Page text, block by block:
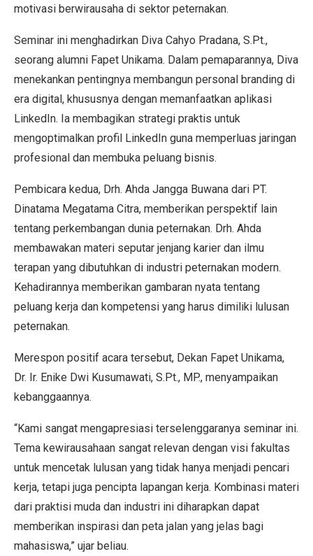
motivasi berwirausaha di sektor peternakan.
Seminar ini menghadirkan Diva Cahyo Pradana, S.Pt.,
seorang alumni Fapet Unikama. Dalam pemaparannya, Diva
menekankan pentingnya membangun personal branding di
era digital, khususnya dengan memanfaatkan aplikasi
LinkedIn. Ia membagikan strategi praktis untuk
mengoptimalkan profil LinkedIn guna memperluas jaringan
profesional dan membuka peluang bisnis.
Pembicara kedua, Drh. Ahda Jangga Buwana dari PT.
Dinatama Megatama Citra, memberikan perspektif lain
tentang perkembangan dunia peternakan. Drh. Ahda
membawakan materi seputar jenjang karier dan ilmu
terapan yang dibutuhkan di industri peternakan modern.
Kehadirannya memberikan gambaran nyata tentang
peluang kerja dan kompetensi yang harus dimiliki lulusan
peternakan.
Merespon positif acara tersebut, Dekan Fapet Unikama,
Dr. Ir. Enike Dwi Kusumawati, S.Pt., MP., menyampaikan
kebanggaannya.
“Kami sangat mengapresiasi terselenggaranya seminar ini.
Tema kewirausahaan sangat relevan dengan visi fakultas
untuk mencetak lulusan yang tidak hanya menjadi pencari
kerja, tetapi juga pencipta lapangan kerja. Kombinasi materi
dari praktisi muda dan industri ini diharapkan dapat
memberikan inspirasi dan peta jalan yang jelas bagi
mahasiswa,” ujar beliau.